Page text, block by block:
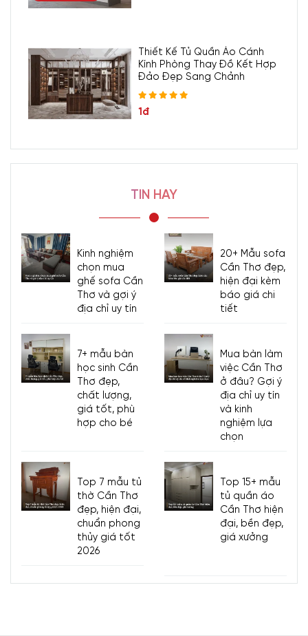
Thiết Kế Tủ Quần Áo Cánh
Kính Phòng Thay Đồ Kết Hợp
Đảo Đẹp Sang Chảnh
1đ
TIN HAY
Kinh nghiệm
chọn mua
ghế sofa Cần
Thơ và gợi ý
địa chỉ uy tín
20+ Mẫu sofa
Cần Thơ đẹp,
hiện đại kèm
báo giá chi
tiết
7+ mẫu bàn
học sinh Cần
Thơ đẹp,
chất lượng,
giá tốt, phù
hợp cho bé
Mua bàn làm
việc Cần Thơ
ở đâu? Gợi ý
địa chỉ uy tín
và kinh
nghiệm lựa
chọn
Top 7 mẫu tủ
thờ Cần Thơ
đẹp, hiện đại,
chuẩn phong
thủy giá tốt
2026
Top 15+ mẫu
tủ quần áo
Cần Thơ hiện
đại, bền đẹp,
giá xưởng